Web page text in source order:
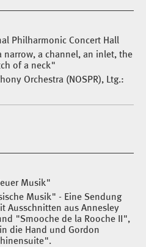
Philharmonic Concert Hall
a channel, an inlet, the
of a neck"
Orchestra (NOSPR), Ltg.:
Musik"
Musik" - Eine Sendung
Ausschnitten aus Annesley
"Smooche de la Rooche II",
die Hand und Gordon